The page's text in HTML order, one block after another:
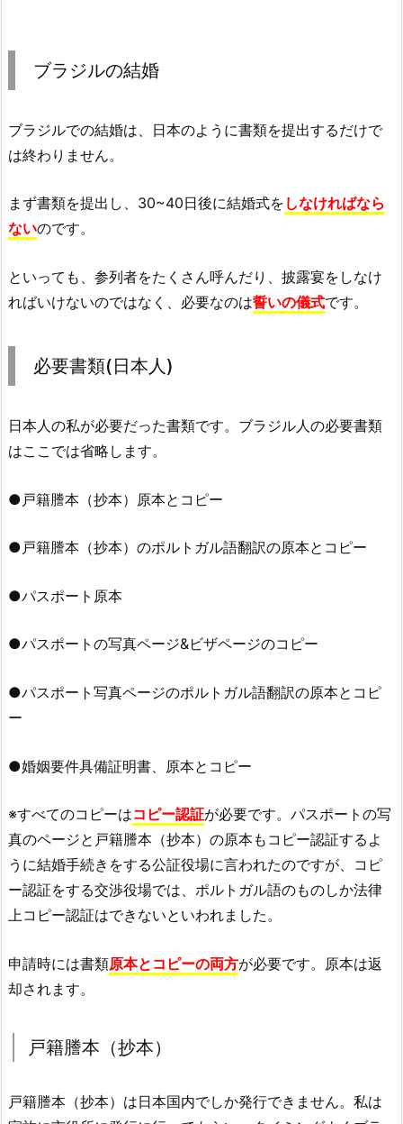
ブラジルの結婚
ブラジルでの結婚は、日本のように書類を提出するだけで
は終わりません。
まず書類を提出し、30~40日後に結婚式を しなければなら
ないのです。
といっても、参列者をたくさん呼んだり、披露宴をしなけ
ればいけないのではなく、必要なのは誓いの儀式です。
必要書類(日本人)
日本人の私が必要だった書類です。ブラジル人の必要書類
はここでは省略します。
●戸籍謄本（抄本）原本とコピー
●戸籍謄本（抄本）のポルトガル語翻訳の原本とコピー
●パスポート原本
●パスポートの写真ページ&ビザページのコピー
●パスポート写真ページのポルトガル語翻訳の原本とコピ
ー
●婚姻要件具備証明書、原本とコピー
※すべてのコピーはコピー認証が必要です。パスポートの写
真のページと戸籍謄本（抄本）の原本もコピー認証するよ
うに結婚手続きをする公証役場に言われたのですが、コピ
ー認証をする交渉役場では、ポルトガル語のものしか法律
上コピー認証はできないといわれました。
申請時には書類原本とコピーの両方が必要です。原本は返
却されます。
戸籍謄本（抄本）
戸籍謄本（抄本）は日本国内でしか発行できません。私は